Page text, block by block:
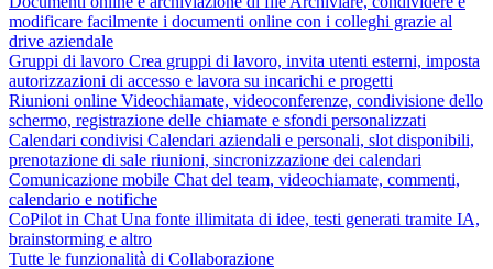
modificare facilmente i documenti online con i colleghi grazie al
drive aziendale
Gruppi di lavoro Crea gruppi di lavoro, invita utenti esterni, imposta
autorizzazioni di accesso e lavora su incarichi e progetti
Riunioni online Videochiamate, videoconferenze, condivisione dello
schermo, registrazione delle chiamate e sfondi personalizzati
Calendari condivisi Calendari aziendali e personali, slot disponibili,
prenotazione di sale riunioni, sincronizzazione dei calendari
Comunicazione mobile Chat del team, videochiamate, commenti,
calendario e notifiche
CoPilot in Chat Una fonte illimitata di idee, testi generati tramite IA,
brainstorming e altro
Tutte le funzionalità di Collaborazione